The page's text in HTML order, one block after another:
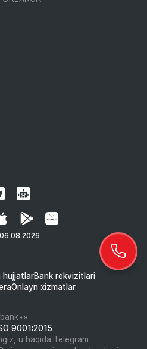
06.08.2026
hujjatlarBank rekvizitlari
Onlayn xizmatlar
9001:2015
u haqida Telegram